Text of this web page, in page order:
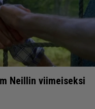
Neillin viimeiseksi